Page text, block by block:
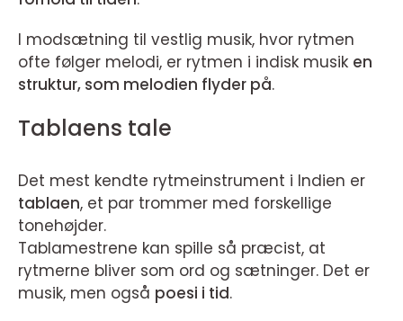
I modsætning til vestlig musik, hvor rytmen
ofte følger melodi, er rytmen i indisk musik en
struktur, som melodien flyder på.
Tablaens tale
Det mest kendte rytmeinstrument i Indien er
tablaen, et par trommer med forskellige
tonehøjder.
Tablamestrene kan spille så præcist, at
rytmerne bliver som ord og sætninger. Det er
musik, men også poesi i tid.